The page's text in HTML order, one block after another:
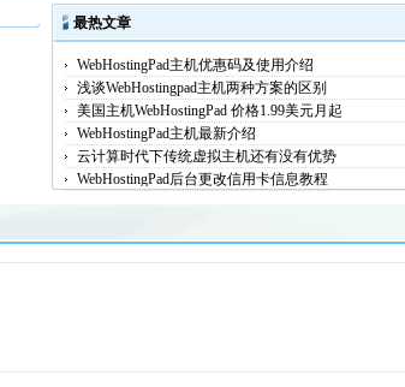
最热文章
WebHostingPad主机优惠码及使用介绍
浅谈WebHostingpad主机两种方案的区别
美国主机WebHostingPad 价格1.99美元月起
WebHostingPad主机最新介绍
云计算时代下传统虚拟主机还有没有优势
WebHostingPad后台更改信用卡信息教程